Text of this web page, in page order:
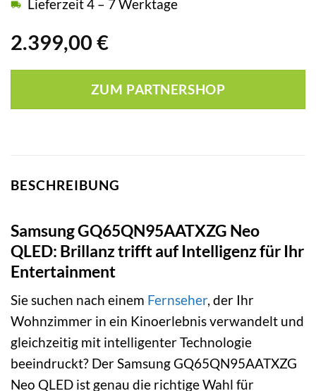
2.399,00 €
Lieferzeit 4 – 7 Werktage
ZUM PARTNERSHOP
BESCHREIBUNG
Samsung GQ65QN95AATXZG Neo
QLED: Brillanz trifft auf Intelligenz für Ihr
Entertainment
Sie suchen nach einem Fernseher, der Ihr
Wohnzimmer in ein Kinoerlebnis verwandelt und
gleichzeitig mit intelligenter Technologie
beeindruckt? Der Samsung GQ65QN95AATXZG
Neo QLED ist genau die richtige Wahl für